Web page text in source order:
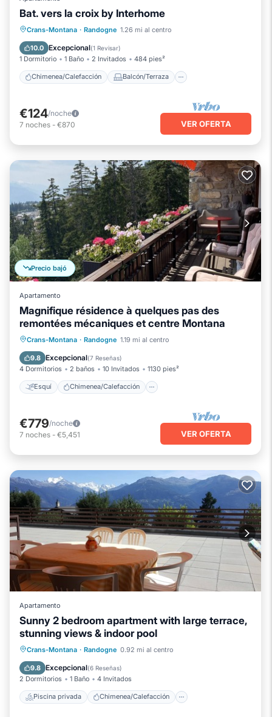
Bat. vers la croix by Interhome
Crans-Montana · Randogne 1.26 mi al centro
10.0 Excepcional(1 Revisar)
1 Dormitorio 1 Baño 2 Invitados 484 pies²
Chimenea/Calefacción Balcón/Terraza
Chimenea/Calefacción
Balcón/Terraza
Cocina
Aparcamiento
€124/noche
7 noches - €870 VER OFERTA
Precio bajó
Apartamento
Magnifique résidence à quelques pas des
remontées mécaniques et centre Montana
Crans-Montana · Randogne 1.19 mi al centro
9.8 Excepcional(7 Reseñas)
4 Dormitorios 2 baños 10 Invitados 1130 pies²
Esquí Chimenea/Calefacción
Esquí
Chimenea/Calefacción
Piscina
Balcón/Terraza
€779/noche
7 noches - €5,451 VER OFERTA
Apartamento
Sunny 2 bedroom apartment with large terrace,
stunning views & indoor pool
Crans-Montana · Randogne 0.92 mi al centro
9.8 Excepcional(6 Reseñas)
2 Dormitorios 1 Baño 4 Invitados
Piscina privada Chimenea/Calefacción
Piscina privada
Chimenea/Calefacción
Piscina
Balcón/Terraza